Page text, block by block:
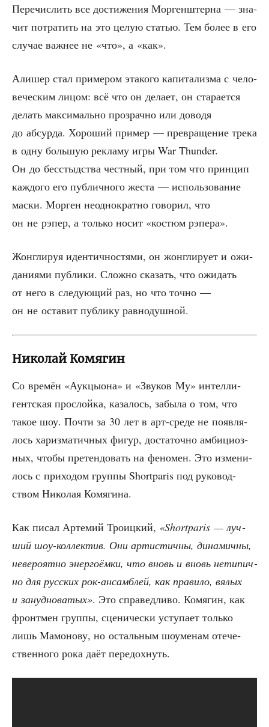
Пере­чис­лить все дости­же­ния Мор­ген­штер­на — зна­
чит потра­тить на это целую ста­тью. Тем более в его
слу­чае важ­нее не «что», а «как».
Али­шер стал при­ме­ром эта­ко­го капи­та­лиз­ма с чело­
ве­че­ским лицом: всё что он дела­ет, он ста­ра­ет­ся
делать мак­си­маль­но про­зрач­но или дово­дя
до абсур­да. Хоро­ший при­мер — пре­вра­ще­ние тре­ка
в одну боль­шую рекла­му игры War Thunder.
Он до бес­стыд­ства чест­ный, при том что прин­цип
каж­до­го его пуб­лич­но­го жеста — исполь­зо­ва­ние
мас­ки. Мор­ген неод­но­крат­но гово­рил, что
он не рэпер, а толь­ко носит «костюм рэпера».
Жон­гли­руя иден­тич­но­стя­ми, он жон­гли­ру­ет и ожи­
да­ни­я­ми пуб­ли­ки. Слож­но ска­зать, что ожи­дать
от него в сле­ду­ю­щий раз, но что точ­но —
он не оста­вит пуб­ли­ку равнодушной.
Николай Комягин
Со вре­мён «Аук­цы­о­на» и «Зву­ков Му» интел­ли­
гент­ская про­слой­ка, каза­лось, забы­ла о том, что
такое шоу. Почти за 30 лет в арт-сре­де не появ­ля­
лось хариз­ма­тич­ных фигур, доста­точ­но амби­ци­оз­
ных, что­бы пре­тен­до­вать на фено­мен. Это изме­ни­
лось с при­хо­дом груп­пы Shortparis под руко­вод­
ством Нико­лая Комягина.
Как писал Арте­мий Тро­иц­кий, «Shortparis — луч­
ший шоу-кол­лек­тив. Они арти­стич­ны, дина­мич­ны,
неве­ро­ят­но энер­го­ём­ки, что вновь и вновь нети­пич­
но для рус­ских рок-ансам­блей, как пра­ви­ло, вялых
и зануд­но­ва­тых». Это спра­вед­ли­во. Комя­гин, как
фронт­мен груп­пы, сце­ни­че­ски усту­па­ет толь­ко
лишь Мамо­но­ву, но осталь­ным шоуме­нам оте­че­
ствен­но­го рока даёт передохнуть.